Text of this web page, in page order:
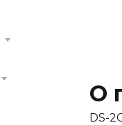
О
DS-